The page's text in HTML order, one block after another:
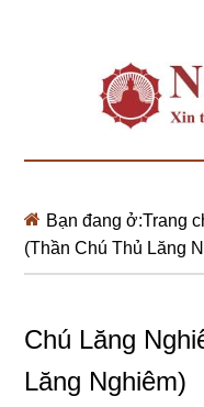
Bạn đang ở:Trang
(Thần Chú Thủ Lăng
Chú Lăng
Lăng Nghiêm)